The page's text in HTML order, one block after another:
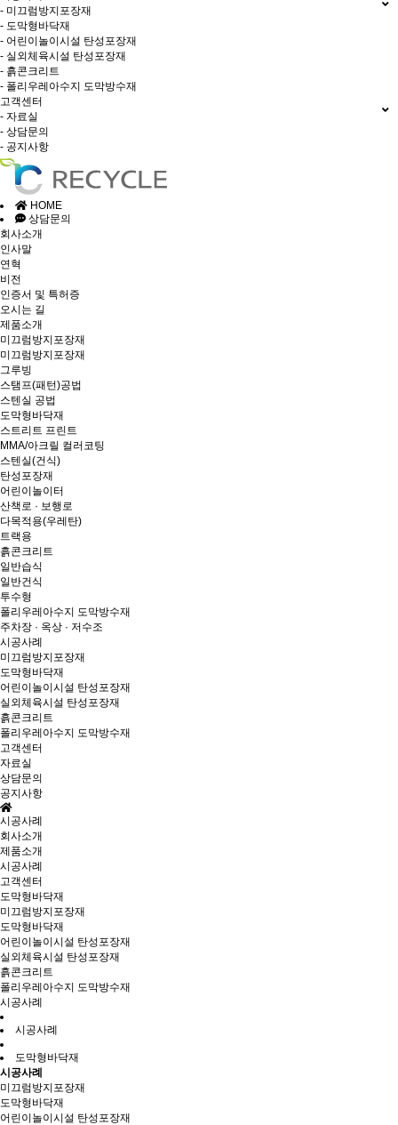
- 미끄럼방지포장재
- 도막형바닥재
- 어린이놀이시설 탄성포장재
- 실외체육시설 탄성포장재
- 흙콘크리트
- 폴리우레아수지 도막방수재
고객센터
- 자료실
- 상담문의
- 공지사항
HOME
상담문의
회사소개
인사말
연혁
비전
인증서 및 특허증
오시는 길
제품소개
미끄럼방지포장재
미끄럼방지포장재
그루빙
스탬프(패턴)공법
스텐실 공법
도막형바닥재
스트리트 프린트
MMA/아크릴 컬러코팅
스텐실(건식)
탄성포장재
어린이놀이터
산책로 · 보행로
다목적용(우레탄)
트랙용
흙콘크리트
일반습식
일반건식
투수형
폴리우레아수지 도막방수재
주차장 · 옥상 · 저수조
시공사례
미끄럼방지포장재
도막형바닥재
어린이놀이시설 탄성포장재
실외체육시설 탄성포장재
흙콘크리트
폴리우레아수지 도막방수재
고객센터
자료실
상담문의
공지사항
시공사례
회사소개
제품소개
시공사례
고객센터
도막형바닥재
미끄럼방지포장재
도막형바닥재
어린이놀이시설 탄성포장재
실외체육시설 탄성포장재
흙콘크리트
폴리우레아수지 도막방수재
시공사례
시공사례
도막형바닥재
시공사례
미끄럼방지포장재
도막형바닥재
어린이놀이시설 탄성포장재